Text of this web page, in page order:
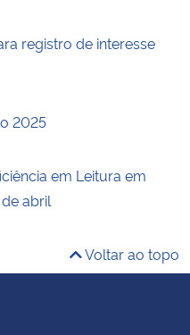
registro de interesse
2025
em Leitura em
abril
Voltar ao topo